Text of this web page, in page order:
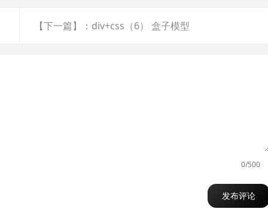
【下一篇】：div+css（6） 盒子模型
0/500
发布评论